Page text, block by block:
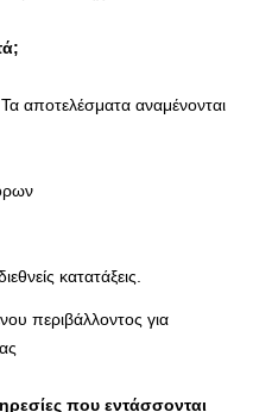
αποτελέσματα αναμένονται
κατατάξεις.
περιβάλλοντος για
που εντάσσονται